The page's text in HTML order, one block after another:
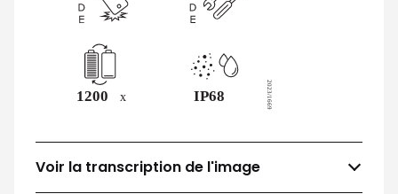
Voir la transcription de l'image